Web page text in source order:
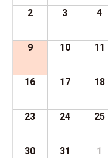
2 3 4
9 10 11
16 17 18
23 24 25
30 31 1